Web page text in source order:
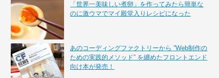
「世界一美味しい煮卵」を作ってみたら簡単な
のに激ウマでマイ殿堂入りレシピになった
あのコーディングファクトリーから ”Web制作の
ための実践的メソッド” を纏めたフロントエンド
向け本が発売！